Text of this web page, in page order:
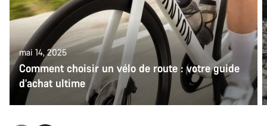
mai 14, 2025
Comment choisir un vélo de route : votre guide
d’achat ultime